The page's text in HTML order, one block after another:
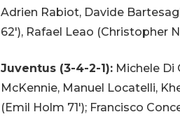
Adrien Rabiot, Davide
62'), Rafael Leao (Christopher
Juventus (3-4-2-1): Michele Di
McKennie, Manuel Locatelli,
(Emil Holm 71'); Francisco